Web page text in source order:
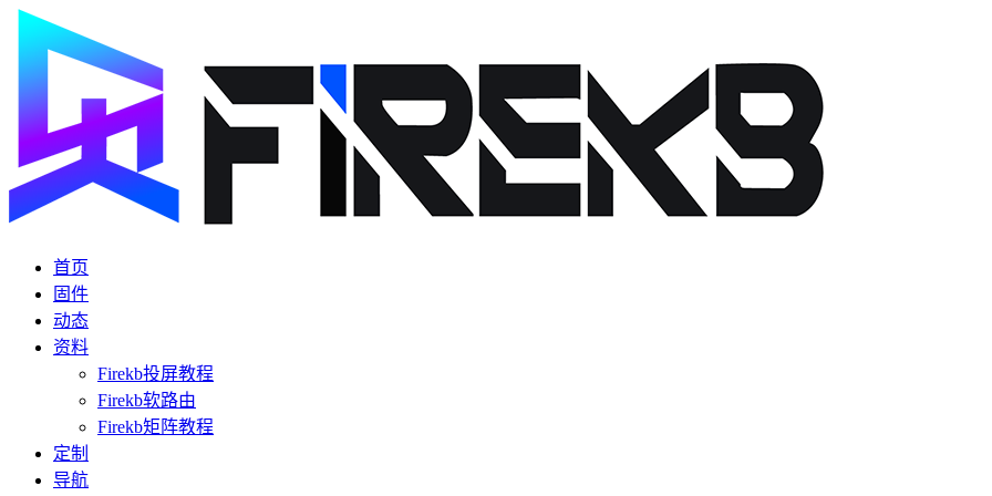
首页
固件
动态
资料
Firekb投屏教程
Firekb软路由
Firekb矩阵教程
定制
导航